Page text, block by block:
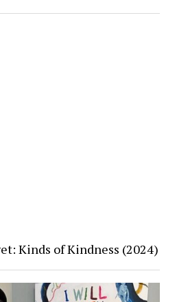
Kinds of Kindness (2024)